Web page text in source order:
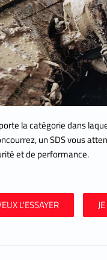
la catégorie dans
un SDS vous
et de performance.
L'ESSAYER